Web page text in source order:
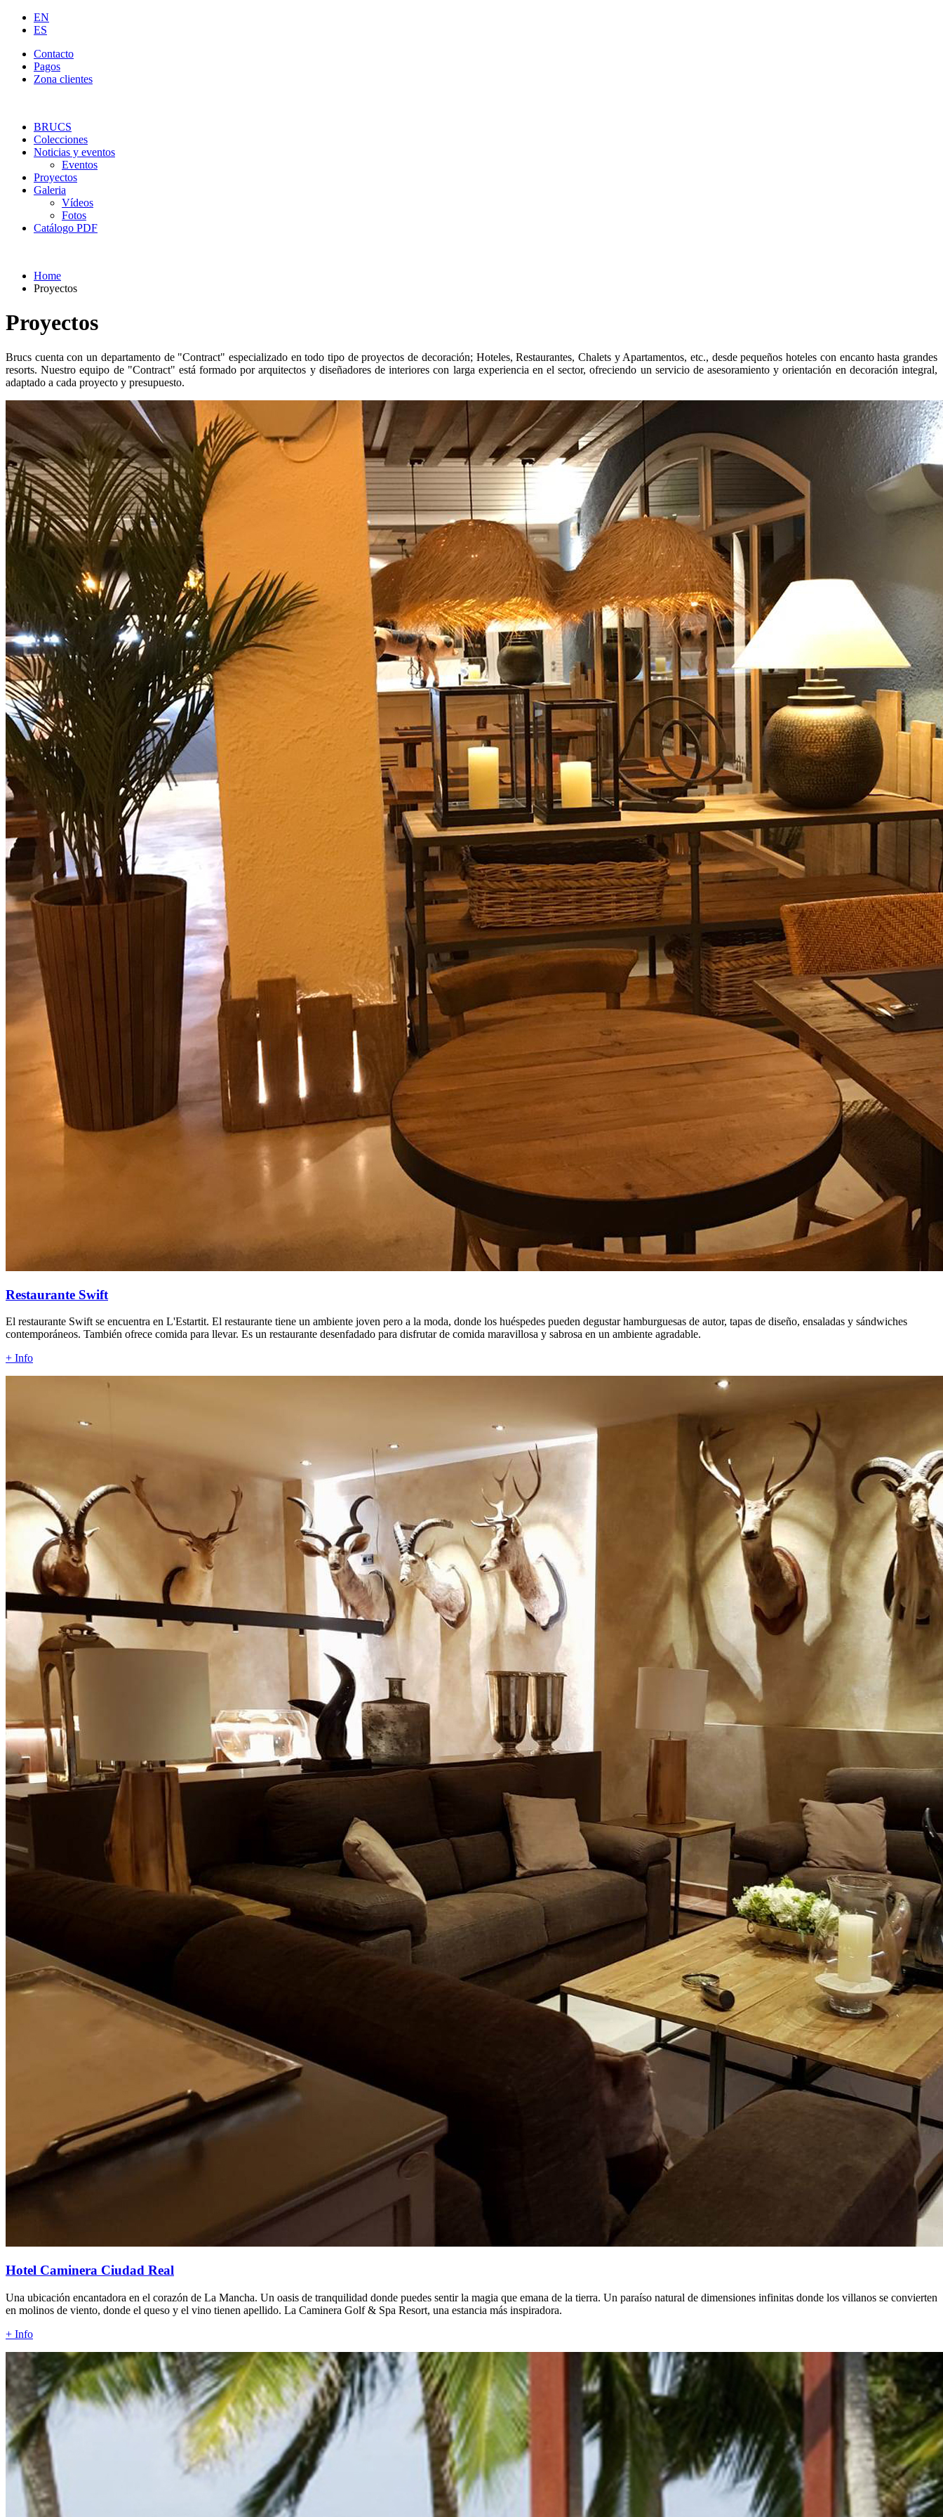
EN
ES
Contacto
Pagos
Zona clientes
BRUCS
Colecciones
Noticias y eventos
Eventos
Proyectos
Galeria
Vídeos
Fotos
Catálogo PDF
Home
Proyectos
Proyectos
Brucs cuenta con un departamento de "Contract" especializado en todo tipo de proyectos de decoración; Hoteles, Restaurantes, Chalets y Apartamentos, etc., desde pequeños hoteles con encanto hasta grandes
resorts. Nuestro equipo de "Contract" está formado por arquitectos y diseñadores de interiores con larga experiencia en el sector, ofreciendo un servicio de asesoramiento y orientación en decoración integral,
adaptado a cada proyecto y presupuesto.
Restaurante Swift
El restaurante Swift se encuentra en L'Estartit. El restaurante tiene un ambiente joven pero a la moda, donde los huéspedes pueden degustar hamburguesas de autor, tapas de diseño, ensaladas y sándwiches
contemporáneos. También ofrece comida para llevar. Es un restaurante desenfadado para disfrutar de comida maravillosa y sabrosa en un ambiente agradable.
+ Info
Hotel Caminera Ciudad Real
Una ubicación encantadora en el corazón de La Mancha. Un oasis de tranquilidad donde puedes sentir la magia que emana de la tierra. Un paraíso natural de dimensiones infinitas donde los villanos se convierten
en molinos de viento, donde el queso y el vino tienen apellido. La Caminera Golf & Spa Resort, una estancia más inspiradora.
+ Info